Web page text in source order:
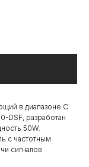
в диапазоне C
DSF, разработан
50W.
с частотным
сигналов